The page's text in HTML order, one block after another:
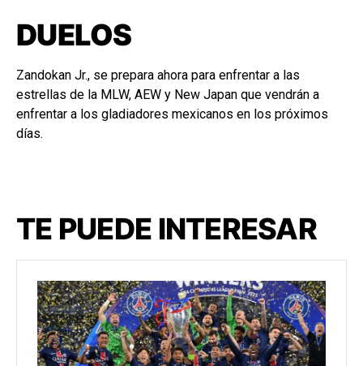
DUELOS
Zandokan Jr., se prepara ahora para enfrentar a las
estrellas de la MLW, AEW y New Japan que vendrán a
enfrentar a los gladiadores mexicanos en los próximos
días.
TE PUEDE INTERESAR